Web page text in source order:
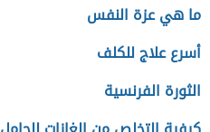
ما هي عزة النفس
أسرع علاج للكلف
الثورة الفرنسية